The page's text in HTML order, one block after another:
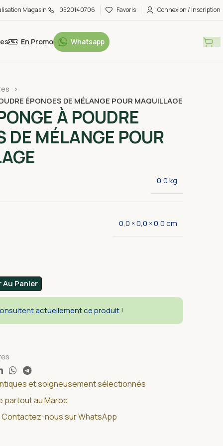
Magasin 0520140706 Favoris Connexion / Inscription
En Promo Whatsapp
ÉPONGES DE MÉLANGE POUR MAQUILLAGE
À POUDRE
DE MÉLANGE POUR
0,0 kg
0,0 × 0,0 × 0,0 cm
Panier
actuellement ce produit !
et soigneusement sélectionnés
partout au Maroc
Contactez-nous sur WhatsApp